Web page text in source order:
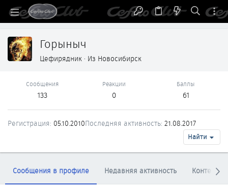
Горыныч
Цефирядник · Из Новосибирск
Сообщения
133
Реакции
0
Баллы
61
Регистрация 05.10.2010Последняя активность 21.08.2017
Найти
Сообщения в профиле Недавняя активность Контент